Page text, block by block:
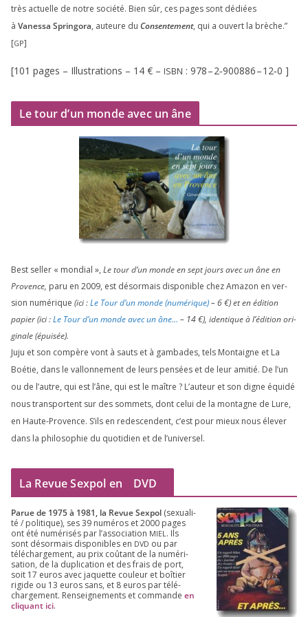
très actuelle de notre socié­té. Bien sûr, ces pages sont dédiées
à Vanessa Springora, auteure du Consentement, qui a ouvert la brèche.”
[GP]
[101 pages – Illustrations – 14 € – ISBN : 978–2‑900886–12‑0 ]
Le tour d’un monde avec un âne
Best sel­ler « mon­dial », Le tour d’un monde en sept jours avec un âne en
Provence, paru en 2009, est désor­mais dis­po­nible chez Amazon en ver­
sion numé­rique (ici :Le Tour d’un monde (numé­rique)–6€) et en édi­tion
papier (ici :Le Tour d’un monde avec un âne… – 14€), iden­tique à l’é­di­tion ori­
gi­nale (épui­sée).
Juju et son com­père vont à sauts et à gam­bades, tels Montaigne et La
Boétie, dans le val­lon­ne­ment de leurs pen­sées et de leur ami­tié. De l’un
ou de l’autre, qui est l’âne, qui est le maître ? L’auteur et son digne équi­dé
nous trans­portent sur des som­mets, dont celui de la mon­tagne de Lure,
en Haute-Provence. S’ils en redes­cendent, c’est pour mieux nous éle­ver
dans la phi­lo­so­phie du quo­ti­dien et de l’universel.
La Revue Sexpol en DVD
Parue de 1975à 1981, la Revue Sex­pol (sexua­li­
té /​ poli­tique), ses39 numé­ros et2000 pages
ont été numé­ri­sés par l’as­so­cia­tion MIEL. Ils
sont désor­mais dis­po­nibles en DVD ou par
télé­char­ge­ment, au prix coû­tant de la numé­ri­
sa­tion, de la dupli­ca­tion et des frais de port,
soit 17 euros avec jaquette cou­leur et boî­tier
rigide ou 13 euros sans, et 8 euros par télé­
char­ge­ment. Ren­sei­gne­ments et com­mande en
cli­quant ici.